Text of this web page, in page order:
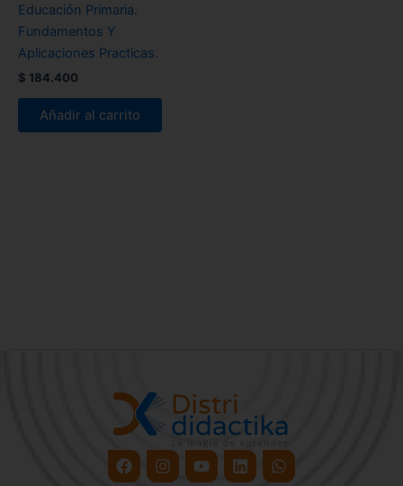
Educación Primaria.
Fundamentos Y
Aplicaciones Practicas.
$ 184.400
Añadir al carrito
FacebookInstagram
YoutubeLinkedinWhatsapp